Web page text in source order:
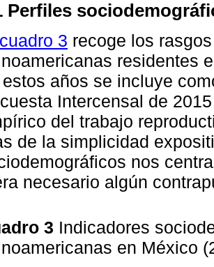
Perfiles
cuadro 3 recoge los
residentes
años se incluye
Intercensal de
del trabajo
de la simplicidad
nos
necesario algún
3 Indicadores
en México